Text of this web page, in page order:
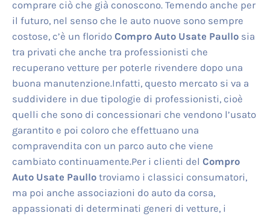
comprare ciò che già conoscono. Temendo anche per
il futuro, nel senso che le auto nuove sono sempre
costose, c’è un florido Compro Auto Usate Paullosia
tra privati che anche tra professionisti che
recuperano vetture per poterle rivendere dopo una
buona manutenzione.Infatti, questo mercato si va a
suddividere in due tipologie di professionisti, cioè
quelli che sono di concessionari che vendono l’usato
garantito e poi coloro che effettuano una
compravendita con un parco auto che viene
cambiato continuamente.Per i clienti del Compro
Auto Usate Paullotroviamo i classici consumatori,
ma poi anche associazioni do auto da corsa,
appassionati di determinati generi di vetture, i